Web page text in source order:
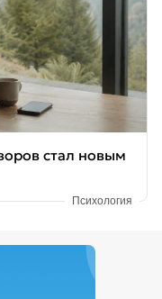
стал новым
Психология